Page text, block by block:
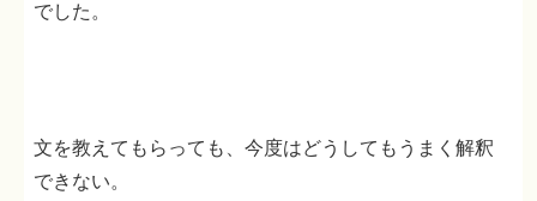
でした。
文を教えてもらっても、今度はどうしてもうまく解釈
できない。